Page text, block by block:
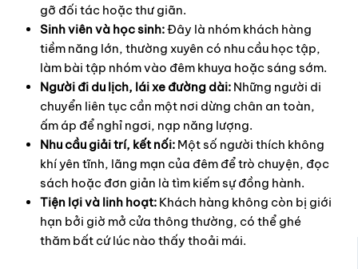
gỡ đối tác hoặc thư giãn.
Sinh viên và học sinh:Đây là nhóm khách hàng
tiềm năng lớn, thường xuyên có nhu cầu học tập,
làm bài tập nhóm vào đêm khuya hoặc sáng sớm.
Người đi du lịch, lái xe đường dài: Những người di
chuyển liên tục cần một nơi dừng chân an toàn,
ấm áp để nghỉ ngơi, nạp năng lượng.
Nhu cầu giải trí, kết nối: Một số người thích không
khí yên tĩnh, lãng mạn của đêm để trò chuyện, đọc
sách hoặc đơn giản là tìm kiếm sự đồng hành.
Tiện lợi và linh hoạt: Khách hàng không còn bị giới
hạn bởi giờ mở cửa thông thường, có thể ghé
thăm bất cứ lúc nào thấy thoải mái.